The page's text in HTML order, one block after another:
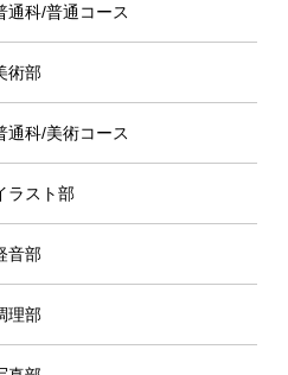
通科/普通コース
術部
通科/美術コース
ラスト部
音部
理部